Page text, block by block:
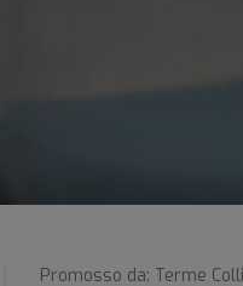
Promosso da: Terme